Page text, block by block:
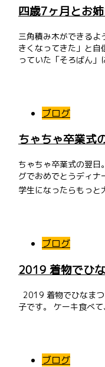
四歳7ヶ月とお
三角積み木ができる
きくなってきた」と自
っていた「そろばん
ブログ
ちゃちゃ卒業式
ちゃちゃ卒業式の翌日
グでおめでとうディ
学生になったらもっ
ブログ
2019 着物でひ
2019 着物でひなま
子です。 ケーキ食べ
ブログ